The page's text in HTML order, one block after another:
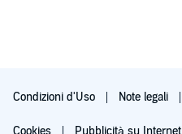
Condizioni d'Uso Note legali
Cookies Pubblicità su Internet